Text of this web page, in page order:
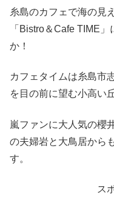
糸島のカフェで海の見
「Bistro＆Cafe TIME
か！
カフェタイムは糸島市
を目の前に望む小高い
嵐ファンに大人気の櫻
の夫婦岩と大鳥居から
す。
ス